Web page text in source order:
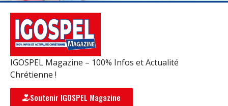
IGOSPEL Magazine – 100% Infos et Actualité
Chrétienne !
Soutenir IGOSPEL Magazine